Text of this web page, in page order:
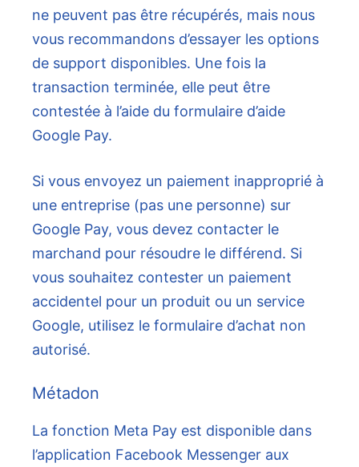
ne peuvent pas être récupérés, mais nous
vous recommandons d’essayer les options
de support disponibles. Une fois la
transaction terminée, elle peut être
contestée à l’aide du formulaire d’aide
Google Pay.
Si vous envoyez un paiement inapproprié à
une entreprise (pas une personne) sur
Google Pay, vous devez contacter le
marchand pour résoudre le différend. Si
vous souhaitez contester un paiement
accidentel pour un produit ou un service
Google, utilisez le formulaire d’achat non
autorisé.
Métadon
La fonction Meta Pay est disponible dans
l’application Facebook Messenger aux